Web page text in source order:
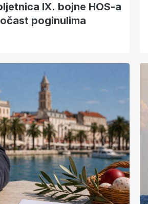
IX. bojne HOS-a
poginulima